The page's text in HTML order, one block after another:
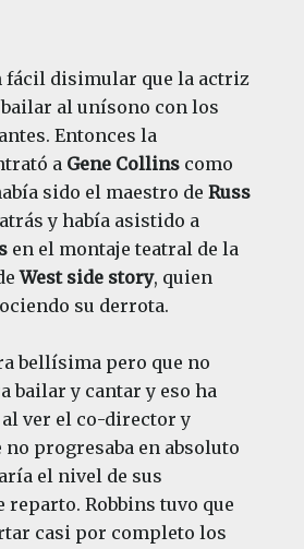
fácil disimular que la actriz
al unísono con los
Entonces la
a Gene Collinscomo
sido el maestro de Russ
y había asistido a
en el montaje teatral de la
West side story, quien
su derrota.
bellísima pero que no
bailar y cantar y eso ha
al ver el co-director y
no progresaba en absoluto
el nivel de sus
reparto. Robbins tuvo que
casi por completo los